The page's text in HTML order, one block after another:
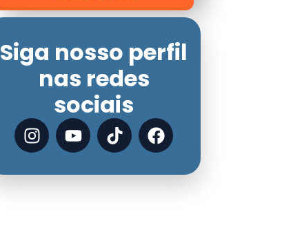
Siga nosso perfil
nas redes
sociais